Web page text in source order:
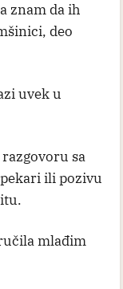
znam da ih
deo
uvek u
sa
ili pozivu
mlađim